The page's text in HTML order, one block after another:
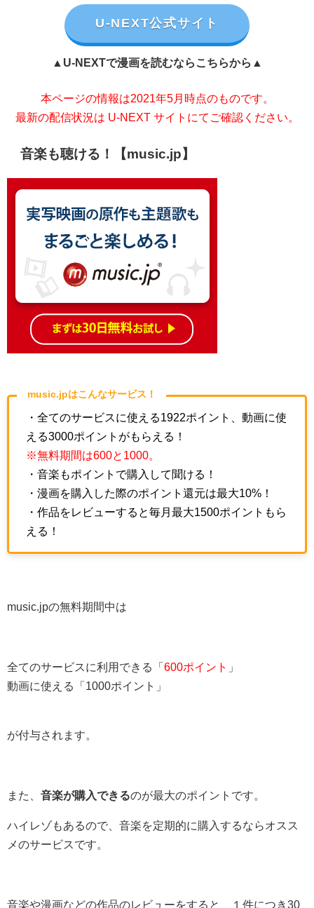
U-NEXT公式サイト
▲U-NEXTで漫画を読むならこちらから▲
本ページの情報は2021年5月時点のものです。
最新の配信状況は U-NEXT サイトにてご確認ください。
音楽も聴ける！【music.jp】
music.jpはこんなサービス！
・全てのサービスに使える1922ポイント、動画に使
える3000ポイントがもらえる！
※無料期間は600と1000。
・音楽もポイントで購入して聞ける！
・漫画を購入した際のポイント還元は最大10%！
・作品をレビューすると毎月最大1500ポイントもら
える！
music.jpの無料期間中は
全てのサービスに利用できる「 600ポイント
」
動画に使える「1000ポイント」
が付与されます。
また、 音楽が購入できるのが最大のポイントです。
ハイレゾもあるので、音楽を定期的に購入するならオスス
メのサービスです。
音楽や漫画などの作品のレビューをすると、１件につき30